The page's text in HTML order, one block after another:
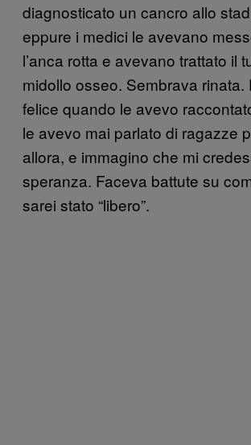
diagnosticato un cancro allo
eppure i medici le avevano
l’anca rotta e avevano trattato il
midollo osseo. Sembrava rinata.
felice quando le avevo
le avevo mai parlato di ragazze
allora, e immagino che mi
speranza. Faceva battute su
sarei stato “libero”.